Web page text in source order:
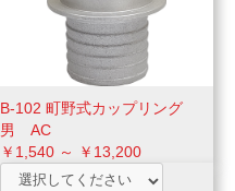
B-102 町野式カップリング
男 AC
￥1,540 ～ ￥13,200